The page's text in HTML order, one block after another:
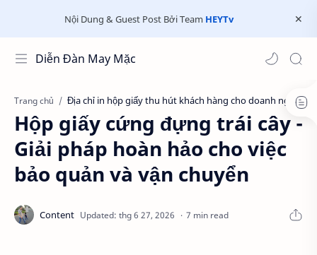
Nội Dung & Guest Post Bởi Team HEYTv
Diễn Đàn May Mặc
Trang chủ Địa chỉ in hộp giấy thu hút khách hàng cho doanh nghiệp
Hộp giấy cứng đựng trái cây -
Giải pháp hoàn hảo cho việc
bảo quản và vận chuyển
7 min read